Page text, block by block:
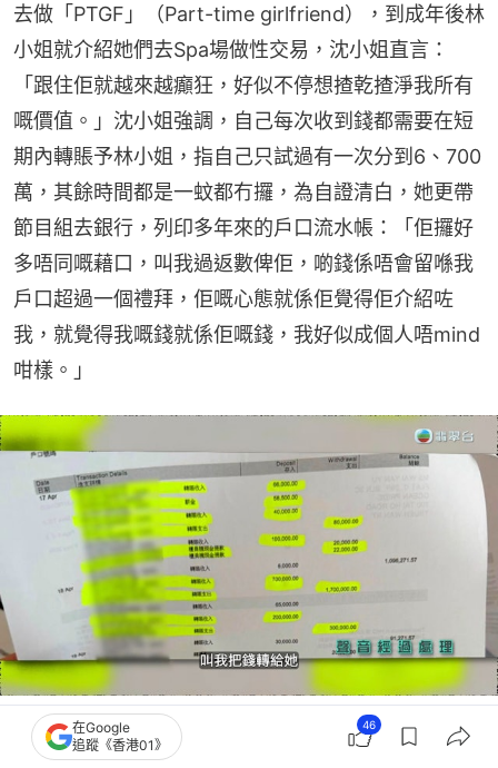
去做「PTGF」（Part-time girlfriend），到成年後林
小姐就介紹她們去Spa場做性交易，沈小姐直言：
「跟住佢就越來越癲狂，好似不停想揸乾揸淨我所有
嘅價值。」沈小姐強調，自己每次收到錢都需要在短
期內轉賬予林小姐，指自己只試過有一次分到6、700
萬，其餘時間都是一蚊都冇攞，為自證清白，她更帶
節目組去銀行，列印多年來的戶口流水帳：「佢攞好
多唔同嘅藉口，叫我過返數俾佢，啲錢係唔會留喺我
戶口超過一個禮拜，佢嘅心態就係佢覺得佢介紹咗
我，就覺得我嘅錢就係佢嘅錢，我好似成個人唔mind
咁樣。」
沈小姐強調，自己每次收到錢都需要在短期內轉賬予林小姐，指自己只試過有一次
分到6、700萬，其餘時間都是一蚊都冇攞，為自證清白，她更帶節目組去銀行，
列印多年來的戶口流水帳。（TVB）
在Google
追蹤《香港01》
46